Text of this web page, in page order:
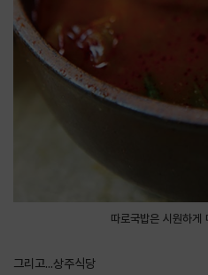
따로국밥은 시원하게
그리고...상주식당